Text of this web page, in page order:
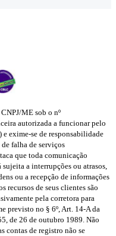
ME sob o nº
autorizada a funcionar pelo
exime-se de responsabilidade
falha de serviços
que toda comunicação
a interrupções ou atrasos,
ou a recepção de informações
recursos de seus clientes são
pela corretora para
previsto no § 6º, Art. 14-A da
de 26 de outubro 1989. Não
contas de registro não se